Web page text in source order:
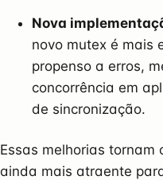
Nova
novo mutex é mais
propenso a erros,
concorrência em
de sincronização.
Essas melhorias tornam
ainda mais atraente